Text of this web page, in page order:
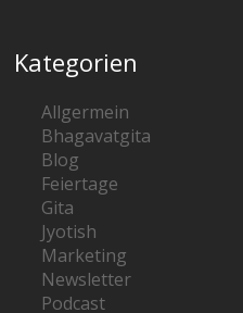
Kategorien
Allgermein
Bhagavatgita
Blog
Feiertage
Gita
Jyotish
Marketing
Newsletter
Podcast